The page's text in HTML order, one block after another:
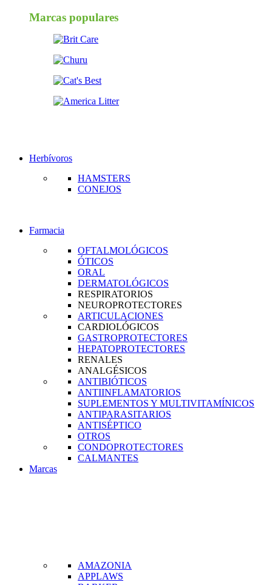
Marcas populares
Herbívoros
HAMSTERS
CONEJOS
Farmacia
OFTALMOLÓGICOS
ÓTICOS
ORAL
DERMATOLÓGICOS
RESPIRATORIOS
NEUROPROTECTORES
ARTICULACIONES
CARDIOLÓGICOS
GASTROPROTECTORES
HEPATOPROTECTORES
RENALES
ANALGÉSICOS
ANTIBIÓTICOS
ANTIINFLAMATORIOS
SUPLEMENTOS Y MULTIVITAMÍNICOS
ANTIPARASITARIOS
ANTISÉPTICO
OTROS
CONDOPROTECTORES
CALMANTES
Marcas
AMAZONIA
APPLAWS